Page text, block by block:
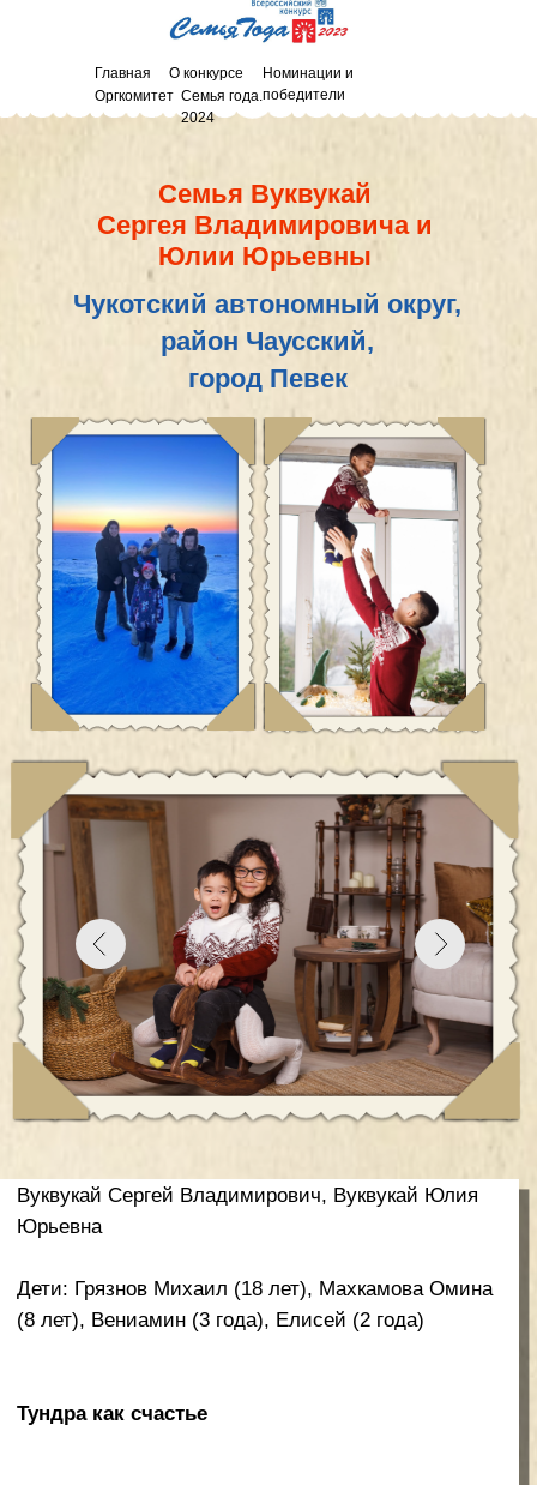
Главная О конкурсе
Номинации и
победители
Семья года.
2024
Оргкомитет
Юлии Юрьевны
Чукотский автономный округ,
район Чаусский,
город Певек
Вуквукай Сергей Владимирович, Вуквукай Юлия
Юрьевна
Дети: Грязнов Михаил (18 лет), Махкамова Омина
(8 лет), Вениамин (3 года), Елисей (2 года)
Тундра как счастье
Семье Вуквукай всего 4 года, но молодые супруги
уже воспитывают четверых детей.
Сергей и Юлия говорят, что их союз был
Певек как православный волонтер – помогать в
организации лагеря. В Певеке она познакомилась
с обаятельным Сергеем. Огромное расстояние не
сердца. Там и состоялось торжественное
бракосочетание.
счастливы вместе, но через год в семье